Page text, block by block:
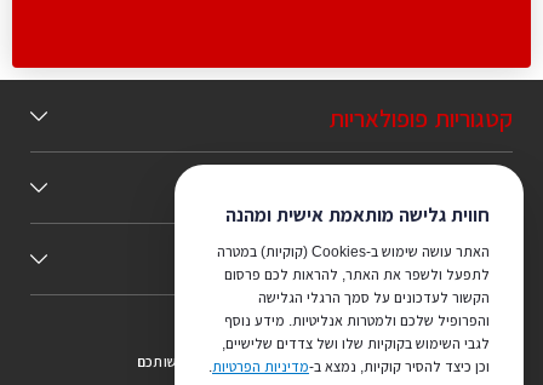
חווית גלישה מותאמת אישית ומהנה
האתר עושה שימוש ב-Cookies (קוקיות) במטרה
לתפעל ולשפר את האתר, להראות לכם פרסום
הקשור לעדכונים על סמך הרגלי הגלישה
והפרופיל שלכם ולמטרות אנליטיות. מידע נוסף
לגבי השימוש בקוקיות שלו ושל צדדים שלישיים,
וכן כיצד להסיר קוקיות, נמצא ב-מדיניות הפרטיות.
קטגוריות פופולאריות
כללי
צריכים ייעוץ מהמקצוענים שלנו? נשמח לעמוד לרשותכם